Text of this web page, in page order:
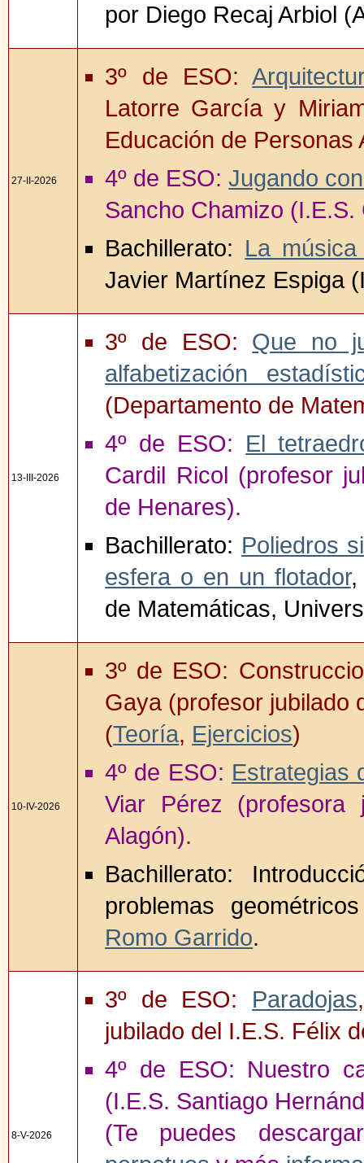
por Diego Recaj Arbiol
27-II-2026
3º de ESO:
Latorre García y
Educación de
4º de ESO:Jugando
Sancho Chamizo
Bachillerato: La
Javier Martínez Espiga
13-III-2026
3º de ESO: Que no
alfabetización
(Departamento de
4º de ESO: El
Cardil Ricol (profesor
de Henares).
Bachillerato: Poliedros
esfera o en un flotador,
de Matemáticas,
10-IV-2026
3º de ESO:
Gaya (profesor jubilado
(Teoría, Ejercicios)
4º de ESO: Estrategias
Viar Pérez (profesora
Alagón).
Bachillerato:
problemas
Romo Garrido.
8-V-2026
3º de ESO: Paradojas
jubilado del I.E.S. Félix
4º de ESO: Nuestro
(I.E.S. Santiago
(Te puedes